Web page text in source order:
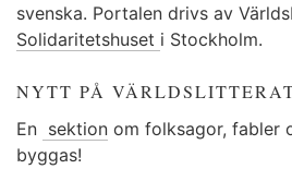
svenska. Portalen drivs av
Solidaritetshuset i Stockholm.
NYTT PÅ
En sektion om folksagor, fabler
byggas!